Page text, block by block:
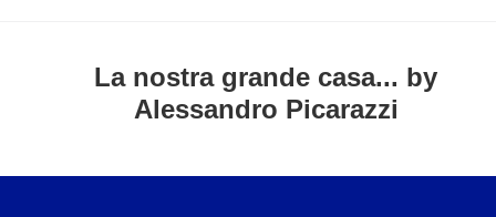
La nostra grande casa... by
Alessandro Picarazzi